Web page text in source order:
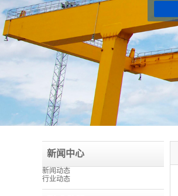
新闻中心
新闻动态
行业动态